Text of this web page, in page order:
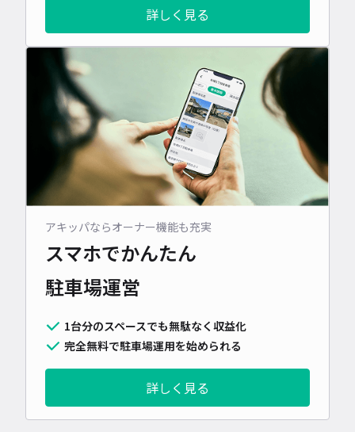
詳しく見る
アキッパならオーナー機能も充実
スマホでかんたん
駐車場運営
1台分のスペースでも無駄なく収益化
完全無料で駐車場運用を始められる
詳しく見る